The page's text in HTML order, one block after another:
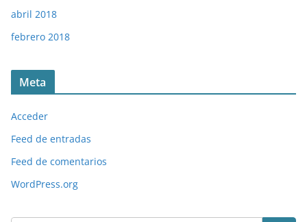
abril 2018
febrero 2018
Meta
Acceder
Feed de entradas
Feed de comentarios
WordPress.org